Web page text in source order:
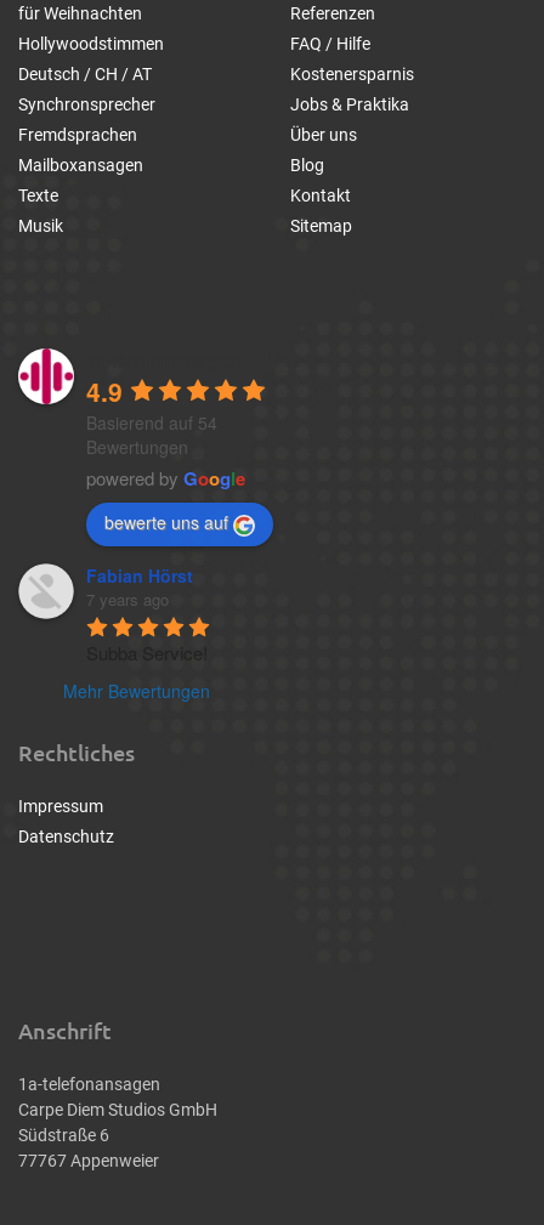
für Weihnachten
Hollywoodstimmen
Deutsch / CH / AT
Synchronsprecher
Fremdsprachen
Mailboxansagen
Texte
Musik
4.9
Basierend auf 54
Bewertungen
powered by Google
bewerte uns auf
Fabian Hörst
7 years ago
Mehr Bewertungen
Referenzen
FAQ / Hilfe
Kostenersparnis
Jobs & Praktika
Über uns
Blog
Kontakt
Sitemap
Rechtliches
Impressum
Datenschutz
Anschrift
1a-telefonansagen
Carpe Diem Studios GmbH
Südstraße 6
77767 Appenweier